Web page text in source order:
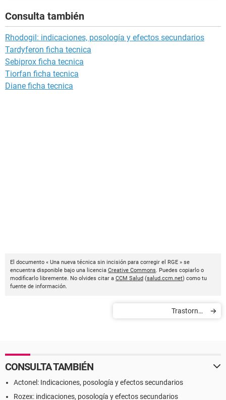
Consulta también
Rhodogil: indicaciones, posología y efectos secundarios
Tardyferon ficha tecnica
Sebiprox ficha tecnica
Tiorfan ficha tecnica
Diane ficha tecnica
El documento « Una nueva técnica sin incisión para corregir el RGE » se
encuentra disponible bajo una licencia Creative Commons. Puedes copiarlo o
modificarlo libremente. No olvides citar a CCM Salud (salud.ccm.net) como tu
fuente de información.
Trastornos
CONSULTA TAMBIÉN
Actonel: Indicaciones, posología y efectos secundarios
Rozex: indicaciones, posología y efectos secundarios